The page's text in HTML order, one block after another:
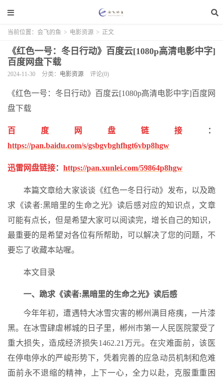
当前位置： 会飞的鱼 > 电影资源 > 正文
《红色一号：冬日行动》百度云[1080p高清电影中字]
百度网盘下载
2024-11-30 分类： 电影资源 评论(0)
《红色一号：冬日行动》百度云[1080p高清电影中字]百度网
盘下载
百度网盘链接
：
https://pan.baidu.com/s/gsbgvbghfhgt6vbp8hgw
迅雷网盘链接： https://pan.xunlei.com/59864p8hgw
本篇文章给大家谈谈《红色一冬日行动》发布，以及跪
求《读者:黑暗里的生命之光》读后感对应的知识点，文章
可能有点长，但是希望大家可以阅读完，增长自己的知识，
最重要的是希望对各位有所帮助，可以解决了您的问题，不
要忘了收藏本站喔。
本文目录
一、跪求《读者:黑暗里的生命之光》读后感
今年年初，遭遇特大冰雪灾害的郴州满目疮痍，一片漆
黑。在冰雪肆虐郴城的日子里，郴州市第一人民医院蒙受了
重大损失，造成经济损失1462.21万元。在灾难面前，该医
在停电停水的严峻形势下，凭着完善的应急动员机制和危难
面前永不退缩的精神，上下一心，全力以赴，克服重重困